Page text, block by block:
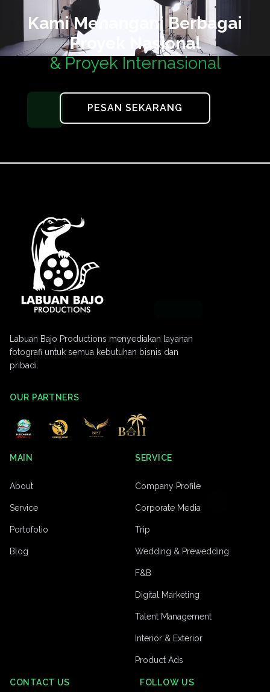
Kami Menangani Berbagai
Proyek Nasional
& Proyek Internasional
PESAN SEKARANG
Labuan Bajo Productions menyediakan layanan
fotografi untuk semua kebutuhan bisnis dan
pribadi.
OUR PARTNERS
MAIN
About
Service
Portofolio
Blog
SERVICE
Company Profile
Corporate Media
Trip
Wedding & Prewedding
F&B
Digital Marketing
Talent Management
Interior & Exterior
Product Ads
CONTACT US FOLLOW US